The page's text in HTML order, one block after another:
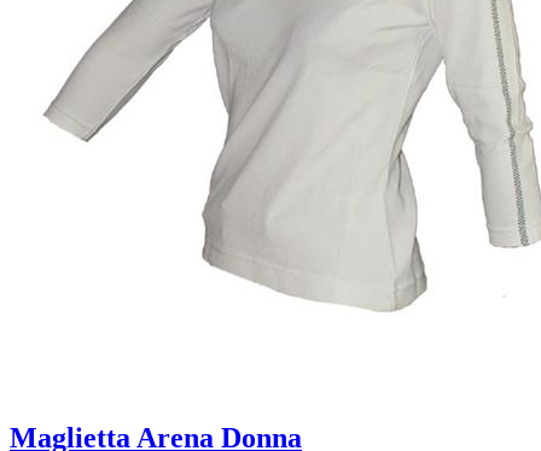
Maglietta Arena Donna